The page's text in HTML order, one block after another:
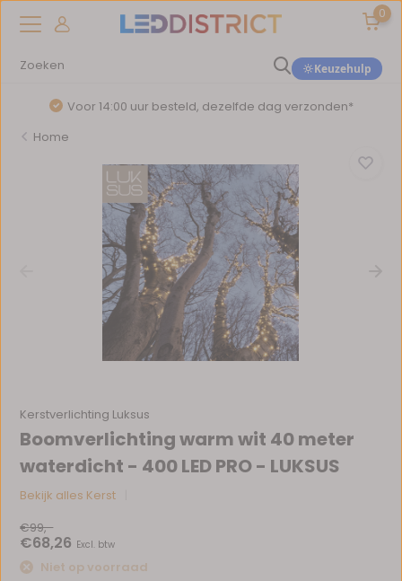
0
Keuzehulp
Voor 14:00 uur besteld, dezelfde dag verzonden*
Home
Kerstverlichting Luksus
Boomverlichting warm wit 40 meter
waterdicht - 400 LED PRO - LUKSUS
Bekijk alles Kerst
€99,-
€68,26 Excl. btw
Niet op voorraad